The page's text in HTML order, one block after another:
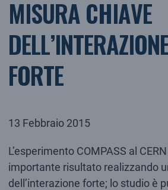
MISURA CHIAVE
FORTE
13 Febbraio 2015
L’esperimento COMPASS al
importante risultato realizzando
dell’interazione forte; lo studio è